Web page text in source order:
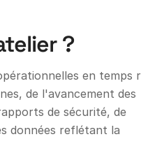
?
en temps
de l'avancement des
de sécurité, de
données reflétant la